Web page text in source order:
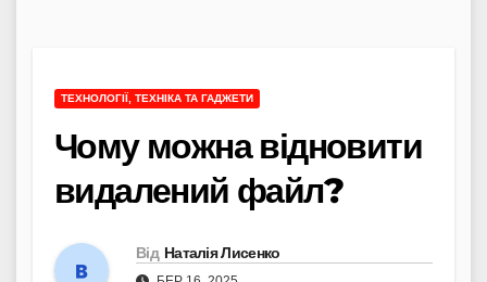
ТЕХНОЛОГІЇ, ТЕХНІКА ТА ГАДЖЕТИ
Чому можна відновити
видалений файл?
Від Наталія Лисенко